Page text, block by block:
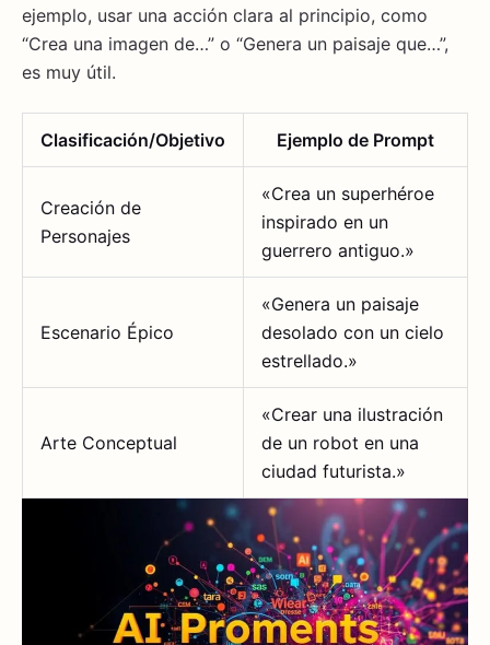
ejemplo, usar una acción clara al principio, como
“Crea una imagen de…” o “Genera un paisaje que…”,
es muy útil.
Clasificación/Objetivo Ejemplo de Prompt
Creación de
Personajes
«Crea un superhéroe
inspirado en un
guerrero antiguo.»
Escenario Épico
«Genera un paisaje
desolado con un cielo
estrellado.»
Arte Conceptual
«Crear una ilustración
de un robot en una
ciudad futurista.»